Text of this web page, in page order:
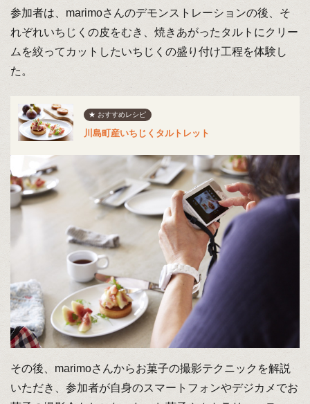
参加者は、marimoさんのデモンストレーションの後、そ
れぞれいちじくの皮をむき、焼きあがったタルトにクリー
ムを絞ってカットしたいちじくの盛り付け工程を体験し
た。
★ おすすめレシピ
川島町産いちじくタルトレット
その後、marimoさんからお菓子の撮影テクニックを解説
いただき、参加者が自身のスマートフォンやデジカメでお